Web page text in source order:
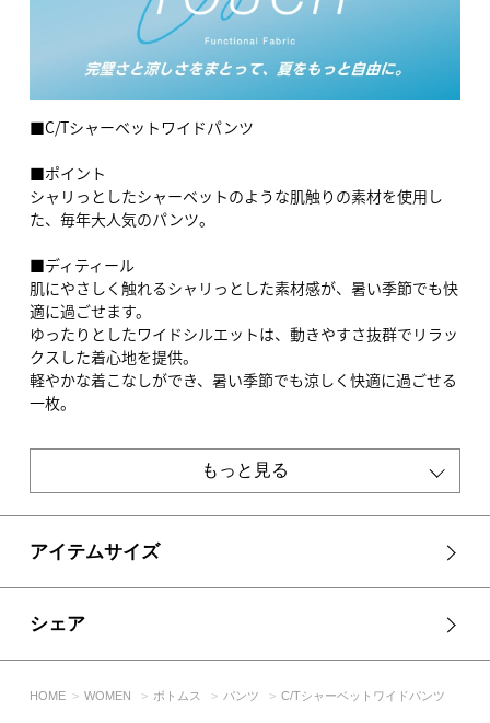
■C/Tシャーベットワイドパンツ
■ポイント
シャリっとしたシャーベットのような肌触りの素材を使用し
た、毎年大人気のパンツ。
■ディティール
肌にやさしく触れるシャリっとした素材感が、暑い季節でも快
適に過ごせます。
ゆったりとしたワイドシルエットは、動きやすさ抜群でリラッ
クスした着心地を提供。
軽やかな着こなしができ、暑い季節でも涼しく快適に過ごせる
一枚。
■スタイリング
同素材の250ISB80-498E C/Tシャーベットフレアスリーブトッ
プス、250ISB80-497E C/Tシャーベットノースリーブトップス
とセットアップで着用していただけます。
■生地
肌離れの良い機能性素材を使用しています。
素材には若干の節があり表面感のある素材を使用しています。
柄の見え方には個体差があります。
るものです。
もっと見る
アイテムサイズ
シェア
HOME WOMEN ボトムス パンツ C/Tシャーベットワイドパンツ